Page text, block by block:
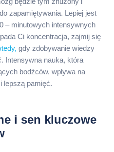
zapamiętywania. Lepiej jest
– minutowych intensywnych
Ci koncentracja, zajmij się
gdy zdobywanie wiedzy
Intensywna nauka, która
bodźców, wpływa na
lepszą pamięć.
i sen kluczowe